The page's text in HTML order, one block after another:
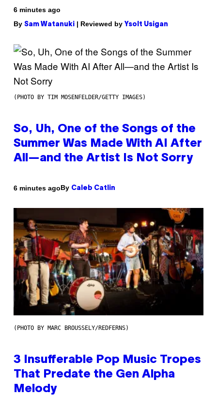
6 minutes ago
By Sam Watanuki | Reviewed by Ysolt Usigan
(PHOTO BY TIM MOSENFELDER/GETTY IMAGES)
So, Uh, One of the Songs of the
Summer Was Made With AI After
All—and the Artist Is Not Sorry
6 minutes agoBy Caleb Catlin
(PHOTO BY MARC BROUSSELY/REDFERNS)
3 Insufferable Pop Music Tropes
That Predate the Gen Alpha
Melody